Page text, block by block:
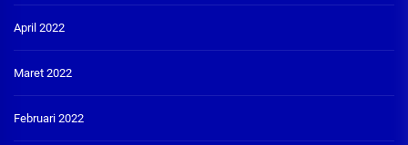
April 2022
Maret 2022
Februari 2022